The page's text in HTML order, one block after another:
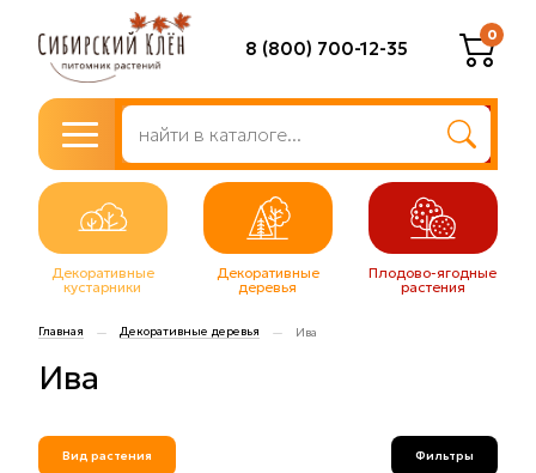
8 (800) 700-12-35
0
Декоративные
кустарники
Декоративные
деревья
Плодово-ягодные
растения
Главная — Декоративные деревья — Ива
Ива
Вид растения Фильтры